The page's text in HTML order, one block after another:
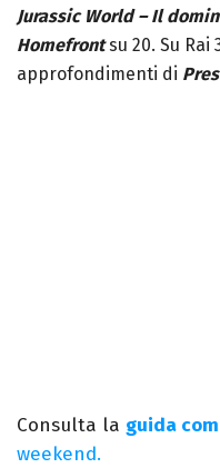
Jurassic World – Il
Homefront su 20. Su Rai
approfondimenti di
Consulta la guida
weekend.